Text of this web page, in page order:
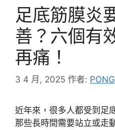
足底筋膜炎
善？六個有
再痛！
3 4 月, 2025 作者:
近年來，很多人都受到足
那些長時間需要站立或走